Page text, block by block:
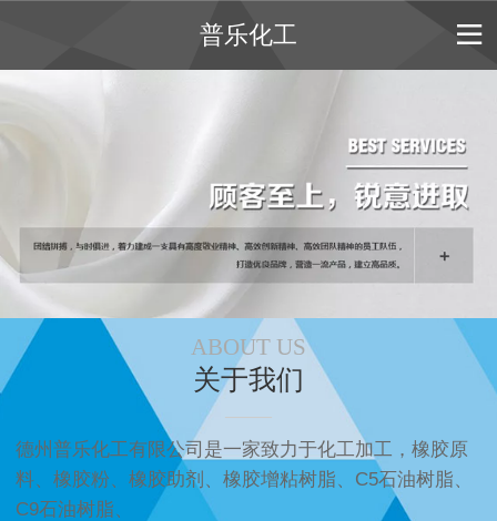
普乐化工
ABOUT US
关于我们
——
德州普乐化工有限公司是一家致力于化工加工，橡胶原
料、橡胶粉、橡胶助剂、橡胶增粘树脂、C5石油树脂、
C9石油树脂、